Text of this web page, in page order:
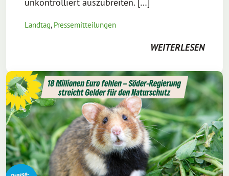
unkontrolliert auszubreiten. […]
Landtag, Pressemitteilungen
WEITERLESEN